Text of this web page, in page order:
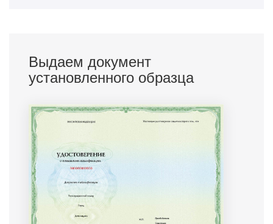
Выдаем документ
установленного образца